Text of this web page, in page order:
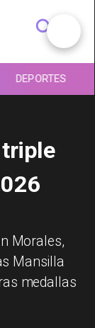
DEPORTES
triple
Morales,
Mansilla
medallas